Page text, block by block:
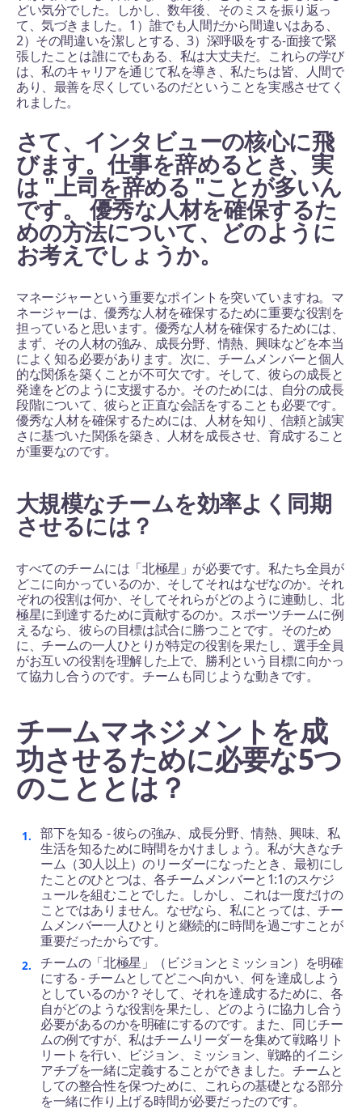
どい気分でした。しかし、数年後、そのミスを振り返っ
て、気づきました。1）誰でも人間だから間違いはある、
2）その間違いを潔しとする、3）深呼吸をする-面接で緊
張したことは誰にでもある、私は大丈夫だ。これらの学び
は、私のキャリアを通じて私を導き、私たちは皆、人間で
あり、最善を尽くしているのだということを実感させてく
れました。
さて、インタビューの核心に飛
びます。仕事を辞めるとき、実
は "上司を辞める "ことが多いん
です。 優秀な人材を確保するた
めの方法について、どのように
お考えでしょうか。
マネージャーという重要なポイントを突いていますね。マ
ネージャーは、優秀な人材を確保するために重要な役割を
担っていると思います。優秀な人材を確保するためには、
まず、その人材の強み、成長分野、情熱、興味などを本当
によく知る必要があります。次に、チームメンバーと個人
的な関係を築くことが不可欠です。そして、彼らの成長と
発達をどのように支援するか。そのためには、自分の成長
段階について、彼らと正直な会話をすることも必要です。
優秀な人材を確保するためには、人材を知り、信頼と誠実
さに基づいた関係を築き、人材を成長させ、育成すること
が重要なのです。
大規模なチームを効率よく同期
させるには？
すべてのチームには「北極星」が必要です。私たち全員が
どこに向かっているのか、そしてそれはなぜなのか。それ
ぞれの役割は何か、そしてそれらがどのように連動し、北
極星に到達するために貢献するのか。スポーツチームに例
えるなら、彼らの目標は試合に勝つことです。そのため
に、チームの一人ひとりが特定の役割を果たし、選手全員
がお互いの役割を理解した上で、勝利という目標に向かっ
て協力し合うのです。チームも同じような動きです。
チームマネジメントを成
功させるために必要な5つ
のこととは？
部下を知る - 彼らの強み、成長分野、情熱、興味、私
生活を知るために時間をかけましょう。私が大きなチ
ーム（30人以上）のリーダーになったとき、最初にし
たことのひとつは、各チームメンバーと1:1のスケジ
ュールを組むことでした。しかし、これは一度だけの
ことではありません。なぜなら、私にとっては、チー
ムメンバー一人ひとりと継続的に時間を過ごすことが
重要だったからです。
チームの「北極星」（ビジョンとミッション）を明確
にする - チームとしてどこへ向かい、何を達成しよう
としているのか？そして、それを達成するために、各
自がどのような役割を果たし、どのように協力し合う
必要があるのかを明確にするのです。また、同じチー
ムの例ですが、私はチームリーダーを集めて戦略リト
リートを行い、ビジョン、ミッション、戦略的イニシ
アチブを一緒に定義することができました。チームと
しての整合性を保つために、これらの基礎となる部分
を一緒に作り上げる時間が必要だったのです。